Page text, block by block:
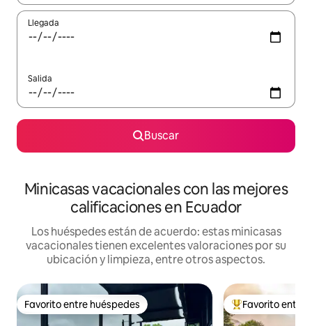
Llegada
Salida
Buscar
Minicasas vacacionales con las mejores
calificaciones en Ecuador
Los huéspedes están de acuerdo: estas minicasas
vacacionales tienen excelentes valoraciones por su
ubicación y limpieza, entre otros aspectos.
Favorito entre huéspedes
Favorito entre huéspedes Favorito entre
Favorito entre